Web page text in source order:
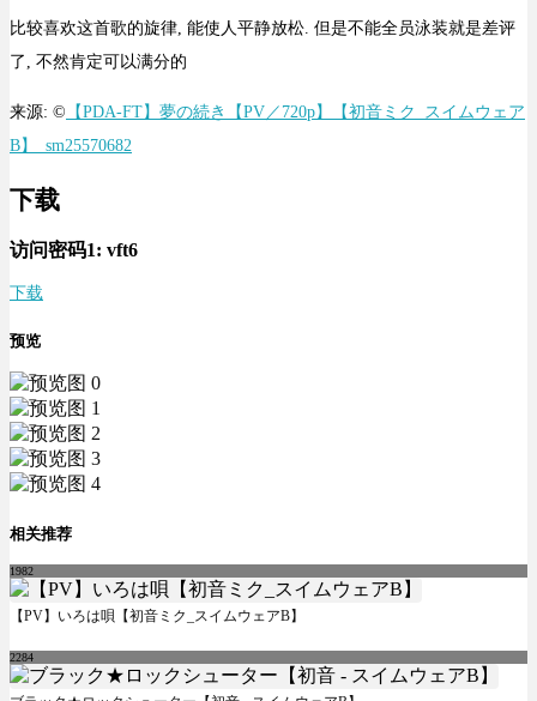
比较喜欢这首歌的旋律, 能使人平静放松. 但是不能全员泳装就是差评
了, 不然肯定可以满分的
来源: © 【PDA-FT】夢の続き【PV／720p】【初音ミク_スイムウェア
B】_sm25570682
下载
访问密码1: vft6
下载
预览
相关推荐
1982
【PV】いろは唄【初音ミク_スイムウェアB】
2284